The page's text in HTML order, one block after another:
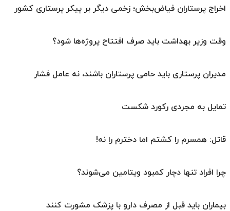
اخراج پرستاران فیاض‌بخش؛ زخمی دیگر بر پیکر پرستاری کشور
وقت وزیر بهداشت باید صرف افتتاح پروژه‌ها شود؟
مدیران پرستاری باید حامی پرستاران باشند، نه عامل فشار
تمایل به مجردی رکورد شکست
قاتل: همسرم را کشتم اما دخترم را نه!
چرا افراد تنها دچار کمبود ویتامین می‌شوند؟
بیماران باید قبل از مصرف دارو با پزشک مشورت کنند